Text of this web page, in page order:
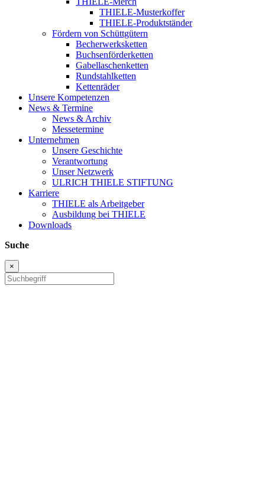
THIELE-Musterkoffer
THIELE-Produktständer
Fördern von Schüttgütern
Becherwerksketten
Buchsenförderketten
Gabellaschenketten
Rundstahlketten
Kettenräder
Unsere Kompetenzen
News & Termine
News & Archiv
Messetermine
Unternehmen
Unsere Geschichte
Verantwortung
Unser Netzwerk
ULRICH THIELE STIFTUNG
Karriere
THIELE als Arbeitgeber
Ausbildung bei THIELE
Downloads
Suche
×